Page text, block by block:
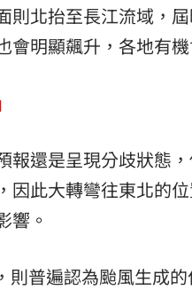
則北抬至長江流域，
會明顯飆升，各地有
報還是呈現分歧狀態
因此大轉彎往東北的
響。
則普遍認為颱風生成